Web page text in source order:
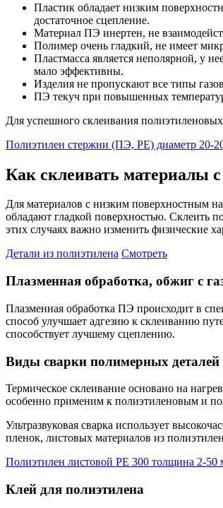
Пластик обладает низким
достаточное сцепление.
Материал ПЭ инертен, не
Полимер очень гладкий, не имеет
Пластмасса является неполярной, у
мало эффективны.
Изделия не пропускают все типы
ПЭ текуч при повышенных
Для успешного склеивания
Полиэтилен стержни (ПЭ, PE) диаметр 20-
Как склеивать материалы
Для материалов с низким поверхностным
обладают гладкой поверхностью. Склеить
этих случаях важно изменить физические
Детали из полиэтилена Смотреть
Плазменная обработка, обжиг с
Плазменная обработка ПЭ происходит в
способ улучшает адгезию к склеиванию
способствует лучшему сцеплению.
Виды сварки полимерных деталей
Термическое склеивание основано на
особенно применим к полиэтиленовым и
Ультразвуковая сварка использует
пленок, листовых материалов из
Полиэтилен листовой PE 300 толщина 2-50
Клей для полиэтилена